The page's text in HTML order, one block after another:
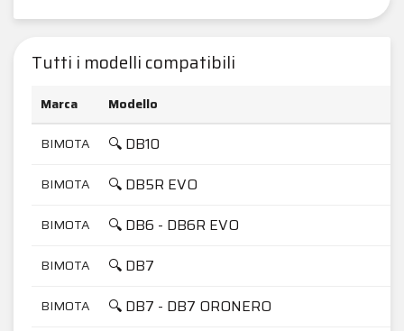
Tutti i modelli compatibili
Marca
Modello
BIMOTA
🔍 DB10
BIMOTA 🔍 DB5R EVO
BIMOTA 🔍 DB6 - DB6R EVO
BIMOTA 🔍 DB7
BIMOTA 🔍 DB7 - DB7 ORONERO